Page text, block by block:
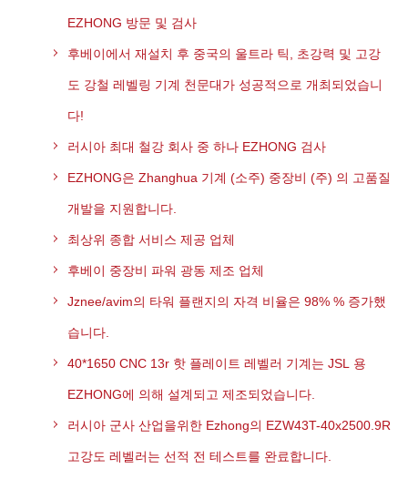
EZHONG 방문 및 검사
후베이에서 재설치 후 중국의 울트라 틱, 초강력 및 고강
도 강철 레벨링 기계 천문대가 성공적으로 개최되었습니
다!
러시아 최대 철강 회사 중 하나 EZHONG 검사
EZHONG은 Zhanghua 기계 (소주) 중장비 (주) 의 고품질
개발을 지원합니다.
최상위 종합 서비스 제공 업체
후베이 중장비 파워 광동 제조 업체
Jznee/avim의 타워 플랜지의 자격 비율은 98% % 증가했
습니다.
40*1650 CNC 13r 핫 플레이트 레벨러 기계는 JSL 용
EZHONG에 의해 설계되고 제조되었습니다.
러시아 군사 산업을위한 Ezhong의 EZW43T-40x2500.9R
고강도 레벨러는 선적 전 테스트를 완료합니다.